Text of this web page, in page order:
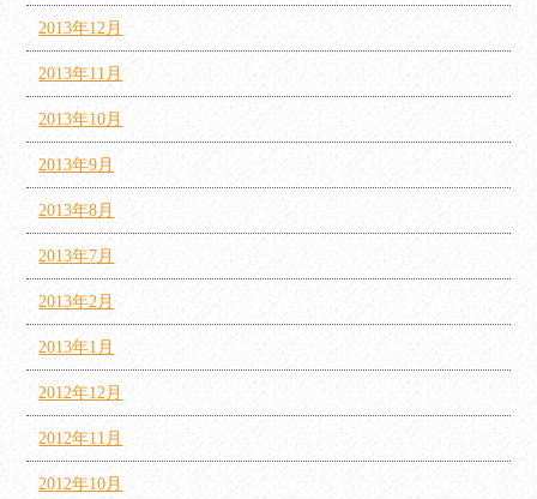
2013年12月
2013年11月
2013年10月
2013年9月
2013年8月
2013年7月
2013年2月
2013年1月
2012年12月
2012年11月
2012年10月